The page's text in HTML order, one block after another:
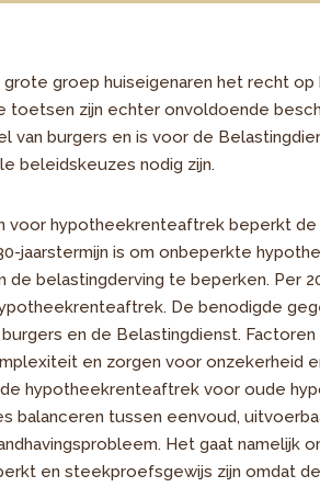
grote groep huiseigenaren het recht
zijn echter onvoldoende
van burgers en is voor de
beleidskeuzes nodig zijn.
voor hypotheekrenteaftrek beperkt
jaarstermijn is om onbeperkte
de belastingderving te beperken. Per
De benodigde
en de Belastingdienst.
en zorgen voor onzekerheid
hypotheekrenteaftrek voor oude
balanceren tussen eenvoud,
Het gaat namelijk
en steekproefsgewijs zijn omdat